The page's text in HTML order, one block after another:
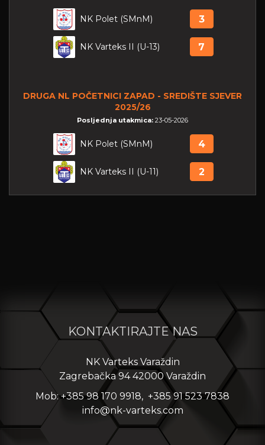
NK Polet (SMnM) 3
NK Varteks II (U-13) 7
DRUGA NL POČETNICI ZAPAD - SREDIŠTE SJEVER
2025/26
Posljednja utakmica: 23-05-2026
NK Polet (SMnM) 4
NK Varteks II (U-11) 2
KONTAKTIRAJTE NAS
NK Varteks Varaždin
Zagrebačka 94 42000 Varaždin
Mob: +385 98 170 9918, +385 91 523 7838
info@nk-varteks.com